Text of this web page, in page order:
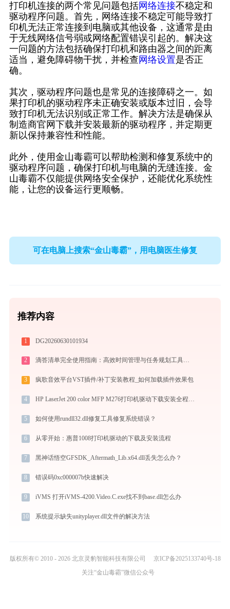
打印机连接的两个常见问题包括网络连接不稳定和
驱动程序问题。首先，网络连接不稳定可能导致打
印机无法正常连接到电脑或其他设备，这通常是由
于无线网络信号弱或网络配置错误引起的。解决这
一问题的方法包括确保打印机和路由器之间的距离
适当，避免障碍物干扰，并检查 网络设置是否正
确。
其次，驱动程序问题也是常见的连接障碍之一。如
果打印机的驱动程序未正确安装或版本过旧，会导
致打印机无法识别或正常工作。解决方法是确保从
制造商官网下载并安装最新的驱动程序，并定期更
新以保持兼容性和性能。
此外，使用金山毒霸可以帮助检测和修复系统中的
驱动程序问题，确保打印机与电脑的无缝连接。金
山毒霸不仅能提供网络安全保护，还能优化系统性
能，让您的设备运行更顺畅。
可在电脑上搜索“金山毒霸”，用电脑医生修复
推荐内容
1 DG20260630101934
2 滴答清单完全使用指南：高效时间管理与任务规划工具，让你的每一天井井有条
3 疯歌音效平台VST插件/补丁安装教程_如何加载插件效果包
4 HP LaserJet 200 color MFP M276打印机驱动下载安装全程指导，轻松解决打印问题
5 如何使用rundll32.dll修复工具修复系统错误？
6 从零开始：惠普1008打印机驱动的下载及安装流程
7 黑神话悟空GFSDK_Aftermath_Lib.x64.dll丢失怎么办？
8 错误码0xc000007b快速解决
9 iVMS 打开iVMS-4200.Video.C.exe找不到base.dll怎么办
10 系统提示缺失unityplayer.dll文件的解决方法
版权所有© 2010 - 2026 北京灵豹智能科技有限公司
京ICP备2025133740号-18
关注“金山毒霸”微信公众号